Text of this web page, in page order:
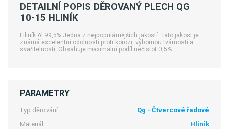
DETAILNÍ POPIS DĚROVANÝ PLECH QG
10-15 HLINÍK
Hliník Al 99,5% Jedna z nejpopulárnějších jakostí. Tato jakost je
známá excelentní odolností proti korozi, výbornou tvárností a
svařitelností. Obsahuje maximální podíl nečistot 0,5%.
PARAMETRY
Typ děrování:
Qg - Čtvercové řadové
Materiál:
Hliník